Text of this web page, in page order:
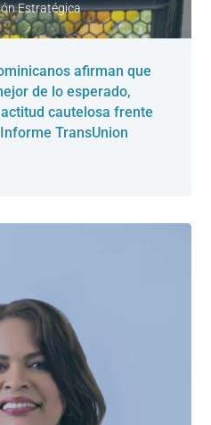
Estratégica
afirman que
de lo esperado,
cautelosa frente
TransUnion